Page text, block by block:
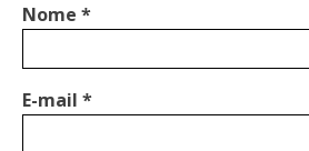
Nome *
E-mail *